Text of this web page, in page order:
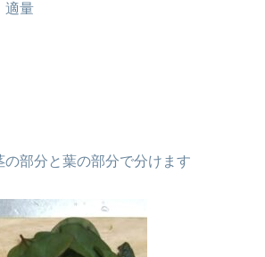
量
の部分と葉の部分で分けます